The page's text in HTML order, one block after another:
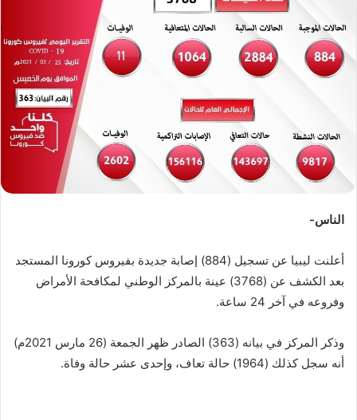
ر
ي
د
ا
ل
ك
ت
ر
و
الناس-
أعلنت ليبيا عن تسجيل (884) إصابة جديدة بفيروس كورونا المستجد
بعد الكشف عن (3768) عينة بالمركز الوطني لمكافحة الأمراض
وفروعه في آخر 24 ساعة.
وذكر المركز في بيانه (363) الصادر ظهر الجمعة (26 مارس 2021م)
أنه سجل كذلك (1964) حالة تعاف، وإحدى عشر حالة وفاة.